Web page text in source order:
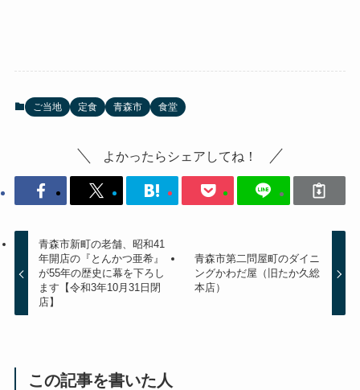
ご当地 定食 青森市 食堂
よかったらシェアしてね！
青森市新町の老舗、昭和41
年開店の『とんかつ亜希』
が55年の歴史に幕を下ろし
ます【令和3年10月31日閉
店】
青森市第二問屋町のダイニ
ングかわだ屋（旧たか久総
本店）
この記事を書いた人